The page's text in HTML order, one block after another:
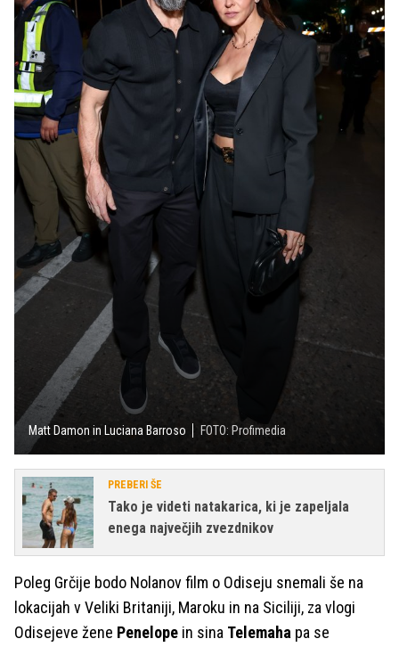
Matt Damon in Luciana Barroso FOTO: Profimedia
PREBERI ŠE
Tako je videti natakarica, ki je zapeljala
enega največjih zvezdnikov
Poleg Grčije bodo Nolanov film o Odiseju snemali še na
lokacijah v Veliki Britaniji, Maroku in na Siciliji, za vlogi
Odisejeve žene Penelope in sina Telemaha pa se